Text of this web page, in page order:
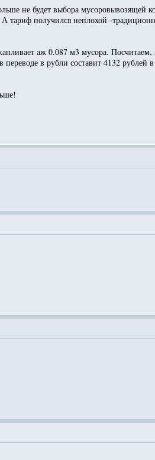
не будет выбора мусоровывозящей
тариф получился неплохой -
аж 0.087 м3 мусора.
в рубли составит 4132 рублей